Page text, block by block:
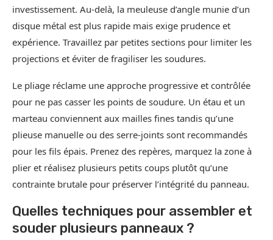
investissement. Au-delà, la meuleuse d’angle munie d’un
disque métal est plus rapide mais exige prudence et
expérience. Travaillez par petites sections pour limiter les
projections et éviter de fragiliser les soudures.
Le pliage réclame une approche progressive et contrôlée
pour ne pas casser les points de soudure. Un étau et un
marteau conviennent aux mailles fines tandis qu’une
plieuse manuelle ou des serre-joints sont recommandés
pour les fils épais. Prenez des repères, marquez la zone à
plier et réalisez plusieurs petits coups plutôt qu’une
contrainte brutale pour préserver l’intégrité du panneau.
Quelles techniques pour assembler et
souder plusieurs panneaux ?